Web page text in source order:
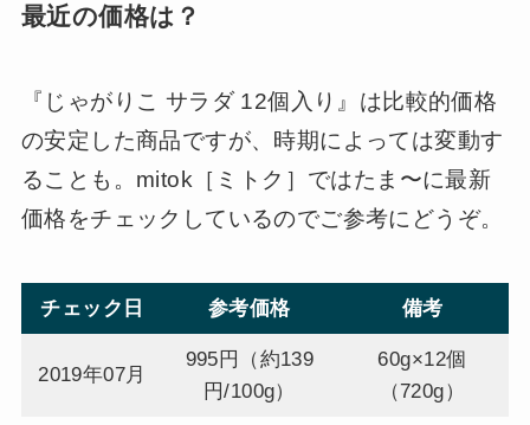
最近の価格は？
『じゃがりこ サラダ 12個入り』は比較的価格
の安定した商品ですが、時期によっては変動す
ることも。mitok［ミトク］ではたま〜に最新
価格をチェックしているのでご参考にどうぞ。
チェック日 参考価格 備考
2019年07月
995円（約139
円/100g）
60g×12個
（720g）